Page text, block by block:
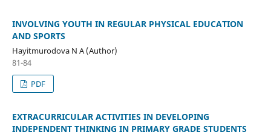
INVOLVING YOUTH IN REGULAR PHYSICAL EDUCATION
AND SPORTS
Hayitmurodova N A (Author)
81-84
PDF
EXTRACURRICULAR ACTIVITIES IN DEVELOPING
INDEPENDENT THINKING IN PRIMARY GRADE STUDENTS